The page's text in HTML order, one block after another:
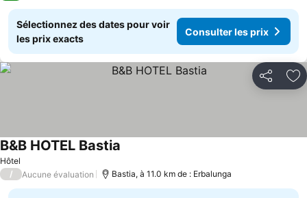
Sélectionnez des dates pour voir
les prix exacts
Consulter les prix
Partager
Hôtel
B&B HOTEL Bastia
/ Aucune évaluation Bastia, à 11.0 km de : Erbalunga